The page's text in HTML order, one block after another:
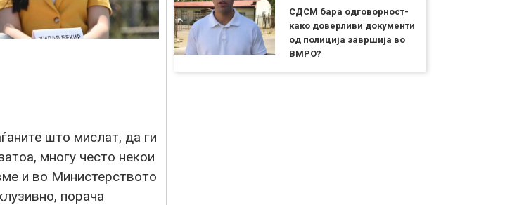
што мислат, да ги
многу често некои
и во Министерството
порача
СДСМ бара одговорност-
како доверливи документи
од полиција завршија во
ВМРО?